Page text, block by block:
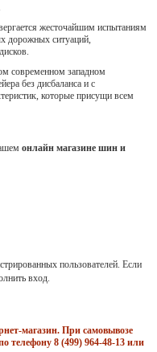
жесточайшим испытаниям
дорожных ситуаций,
современном западном
без дисбаланса и с
которые присущи всем
онлайн магазине шин и
пользователей. Если
вход.
магазин. При самовывозе
телефону 8 (499) 964-48-13 или